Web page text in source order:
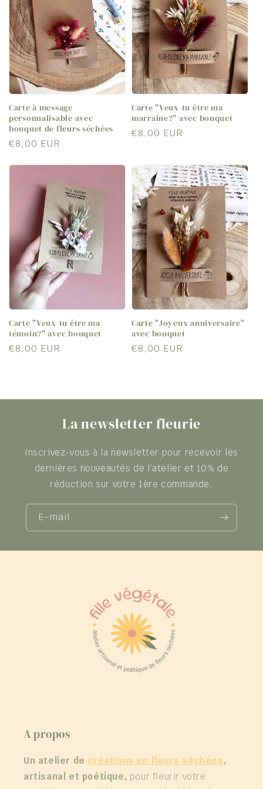
c
t
i
o
n
:
Carte à message
personnalisable avec
bouquet de fleurs séchées
Prix
€8,00 EUR
Carte "Veux-tu être ma
marraine?" avec bouquet
Prix
€8,00 EUR
Carte "Veux-tu être ma
témoin?" avec bouquet
Prix
€8,00 EUR
Carte "Joyeux anniversaire"
avec bouquet
Prix
€8,00 EUR
La newsletter fleurie
Inscrivez-vous à la newsletter pour recevoir les
dernières nouveautés de l’atelier et 10% de
réduction sur votre 1ère commande.
E-mail
A propos
Un atelier de créations en fleurs séchées,
artisanal et poétique, pour fleurir votre